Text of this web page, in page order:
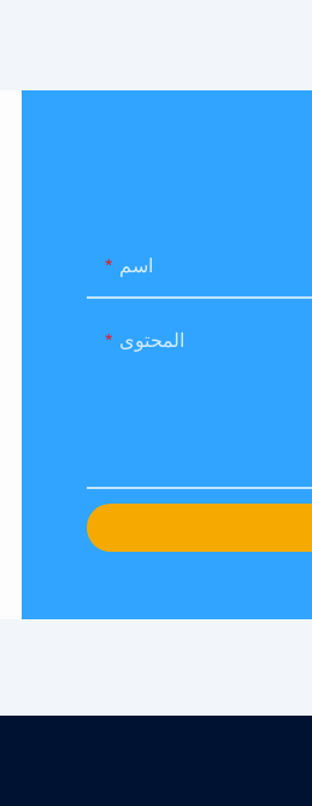
اسم
المحتوى